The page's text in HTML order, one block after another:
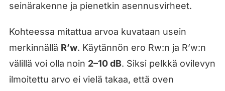
seinärakenne ja pienetkin asennusvirheet.
Kohteessa mitattua arvoa kuvataan usein
merkinnällä R’w. Käytännön ero Rw:n ja R’w:n
välillä voi olla noin 2–10 dB. Siksi pelkkä ovilevyn
ilmoitettu arvo ei vielä takaa, että oven